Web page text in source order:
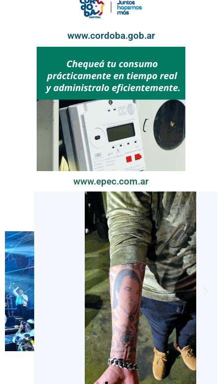
www.cordoba.gob.ar
www.epec.com.ar